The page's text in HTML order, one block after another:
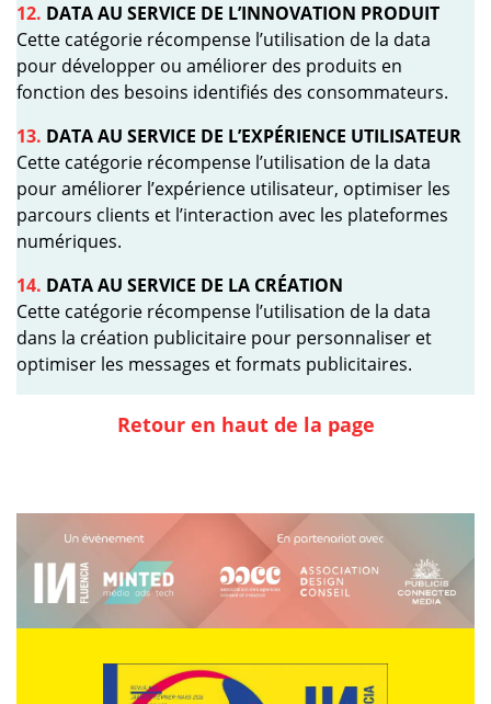
12. DATA AU SERVICE DE L’INNOVATION PRODUIT
Cette catégorie récompense l’utilisation de la data
pour développer ou améliorer des produits en
fonction des besoins identifiés des consommateurs.
13. DATA AU SERVICE DE L’EXPÉRIENCE UTILISATEUR
Cette catégorie récompense l’utilisation de la data
pour améliorer l’expérience utilisateur, optimiser les
parcours clients et l’interaction avec les plateformes
numériques.
14. DATA AU SERVICE DE LA CRÉATION
Cette catégorie récompense l’utilisation de la data
dans la création publicitaire pour personnaliser et
optimiser les messages et formats publicitaires.
Retour en haut de la page